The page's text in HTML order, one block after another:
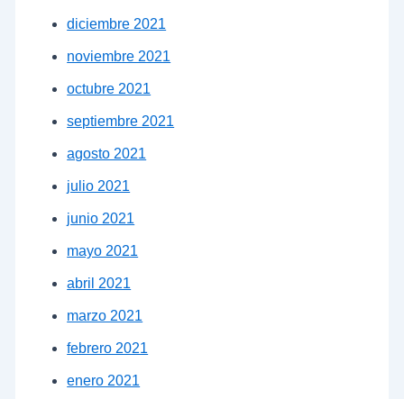
diciembre 2021
noviembre 2021
octubre 2021
septiembre 2021
agosto 2021
julio 2021
junio 2021
mayo 2021
abril 2021
marzo 2021
febrero 2021
enero 2021